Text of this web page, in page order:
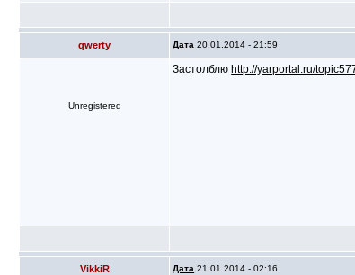
qwerty Дата 20.01.2014 - 21:59
Unregistered
Застолблю http://yarportal.ru/
VikkiR Дата 21.01.2014 - 02:16